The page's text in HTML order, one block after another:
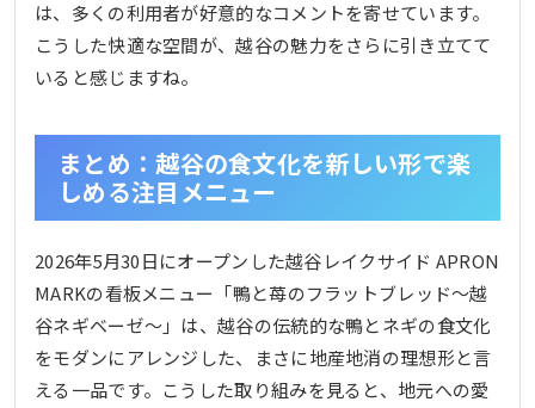
は、多くの利用者が好意的なコメントを寄せています。
こうした快適な空間が、越谷の魅力をさらに引き立てて
いると感じますね。
まとめ：越谷の食文化を新しい形で楽
しめる注目メニュー
2026年5月30日にオープンした越谷レイクサイド APRON
MARKの看板メニュー「鴨と苺のフラットブレッド～越
谷ネギベーゼ～」は、越谷の伝統的な鴨とネギの食文化
をモダンにアレンジした、まさに地産地消の理想形と言
える一品です。こうした取り組みを見ると、地元への愛